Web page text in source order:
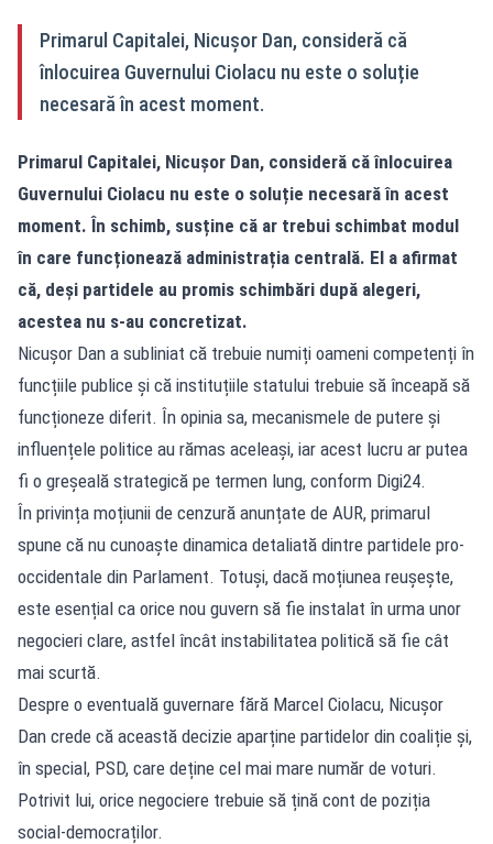
Primarul Capitalei, Nicușor Dan, consideră că
înlocuirea Guvernului Ciolacu nu este o soluție
necesară în acest moment.
Primarul Capitalei, Nicușor Dan, consideră că înlocuirea
Guvernului Ciolacu nu este o soluție necesară în acest
moment. În schimb, susține că ar trebui schimbat modul
în care funcționează administrația centrală. El a afirmat
că, deși partidele au promis schimbări după alegeri,
acestea nu s-au concretizat.
Nicușor Dan a subliniat că trebuie numiți oameni competenți în
funcțiile publice și că instituțiile statului trebuie să înceapă să
funcționeze diferit. În opinia sa, mecanismele de putere și
influențele politice au rămas aceleași, iar acest lucru ar putea
fi o greșeală strategică pe termen lung, conform Digi24.
În privința moțiunii de cenzură anunțate de AUR, primarul
spune că nu cunoaște dinamica detaliată dintre partidele pro-
occidentale din Parlament. Totuși, dacă moțiunea reușește,
este esențial ca orice nou guvern să fie instalat în urma unor
negocieri clare, astfel încât instabilitatea politică să fie cât
mai scurtă.
Despre o eventuală guvernare fără Marcel Ciolacu, Nicușor
Dan crede că această decizie aparține partidelor din coaliție și,
în special, PSD, care deține cel mai mare număr de voturi.
Potrivit lui, orice negociere trebuie să țină cont de poziția
social-democraților.